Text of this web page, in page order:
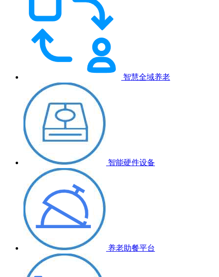
智慧全域养老
智能硬件设备
养老助餐平台